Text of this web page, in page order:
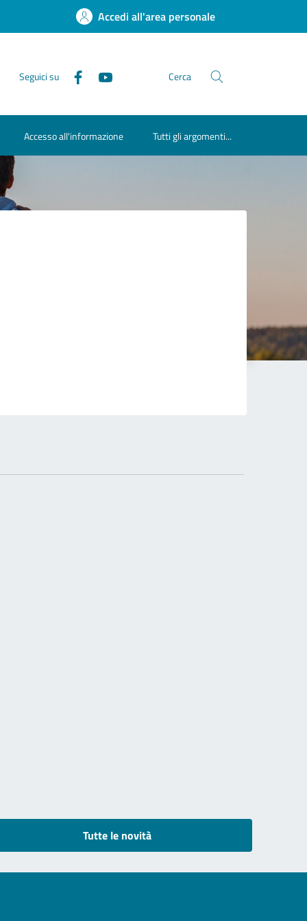
Accedi all'area personale
Seguici su Cerca
Accesso all'informazione Tutti gli argomenti...
Tutte le novità